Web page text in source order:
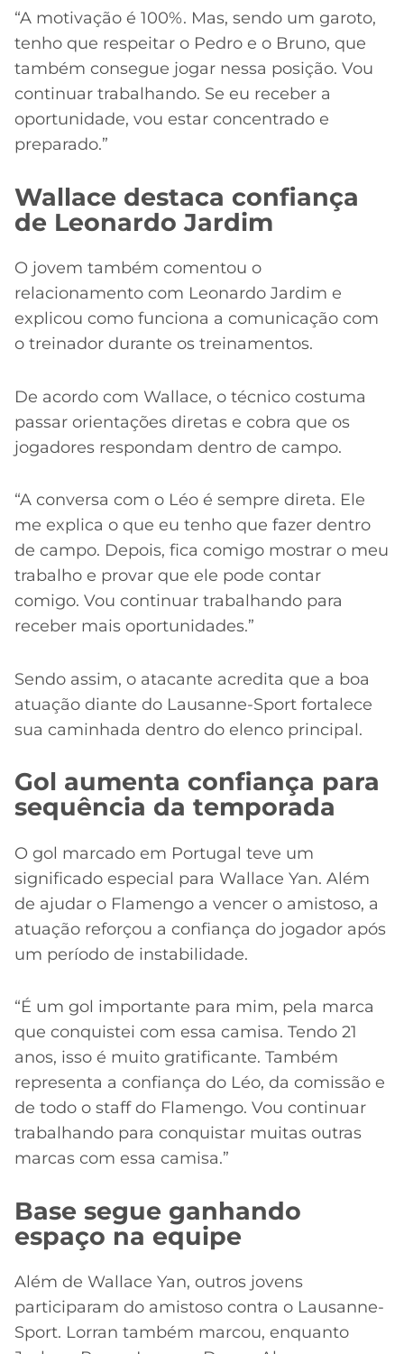
“A motivação é 100%. Mas, sendo um garoto,
tenho que respeitar o Pedro e o Bruno, que
também consegue jogar nessa posição. Vou
continuar trabalhando. Se eu receber a
oportunidade, vou estar concentrado e
preparado.”
Wallace destaca confiança
de Leonardo Jardim
O jovem também comentou o
relacionamento com Leonardo Jardim e
explicou como funciona a comunicação com
o treinador durante os treinamentos.
De acordo com Wallace, o técnico costuma
passar orientações diretas e cobra que os
jogadores respondam dentro de campo.
“A conversa com o Léo é sempre direta. Ele
me explica o que eu tenho que fazer dentro
de campo. Depois, fica comigo mostrar o meu
trabalho e provar que ele pode contar
comigo. Vou continuar trabalhando para
receber mais oportunidades.”
Sendo assim, o atacante acredita que a boa
atuação diante do Lausanne-Sport fortalece
sua caminhada dentro do elenco principal.
Gol aumenta confiança para
sequência da temporada
O gol marcado em Portugal teve um
significado especial para Wallace Yan. Além
de ajudar o Flamengo a vencer o amistoso, a
atuação reforçou a confiança do jogador após
um período de instabilidade.
“É um gol importante para mim, pela marca
que conquistei com essa camisa. Tendo 21
anos, isso é muito gratificante. Também
representa a confiança do Léo, da comissão e
de todo o staff do Flamengo. Vou continuar
trabalhando para conquistar muitas outras
marcas com essa camisa.”
Base segue ganhando
espaço na equipe
Além de Wallace Yan, outros jovens
participaram do amistoso contra o Lausanne-
Sport. Lorran também marcou, enquanto